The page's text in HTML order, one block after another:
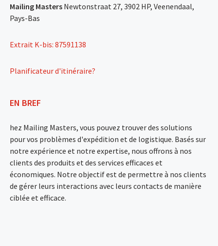
Mailing Masters Newtonstraat 27, 3902 HP, Veenendaal,
Pays-Bas
Extrait K-bis: 87591138
Planificateur d'itinéraire?
EN BREF
hez Mailing Masters, vous pouvez trouver des solutions
pour vos problèmes d'expédition et de logistique. Basés sur
notre expérience et notre expertise, nous offrons à nos
clients des produits et des services efficaces et
économiques. Notre objectif est de permettre à nos clients
de gérer leurs interactions avec leurs contacts de manière
ciblée et efficace.